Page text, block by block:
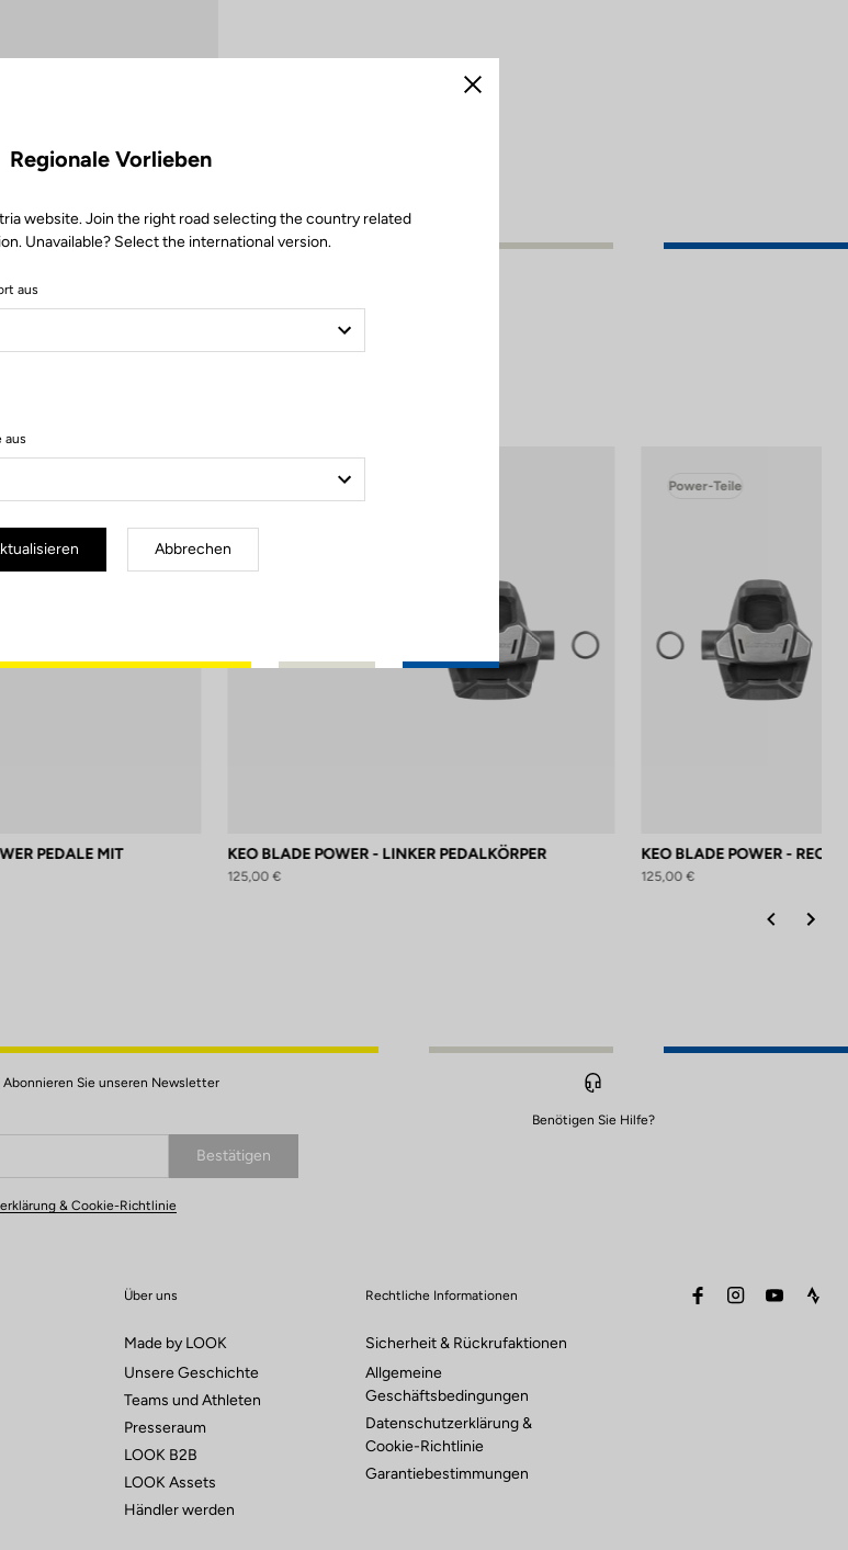
PEDALE MIT
KEO BLADE POWER - LINKER PEDALKÖRPER
125,00 €
Power-Teile
KEO BLADE POWER -
125,00 €
Abonnieren Sie unseren Newsletter
Bestätigen
wurde registriert.
& Cookie-Richtlinie
Benötigen Sie Hilfe?
Über uns
Made by LOOK
Unsere Geschichte
Teams und Athleten
Presseraum
LOOK B2B
LOOK Assets
Händler werden
Rechtliche Informationen
Sicherheit & Rückrufaktionen
Allgemeine
Geschäftsbedingungen
Datenschutzerklärung &
Cookie-Richtlinie
Garantiebestimmungen
facebookinstagramyoutube
Schließen
Regionale Vorlieben
website. Join the right road selecting the country related
Unavailable? Select the international version.
aus
aus
Abbrechen